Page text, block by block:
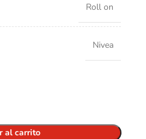
Roll on
Nivea
al carrito